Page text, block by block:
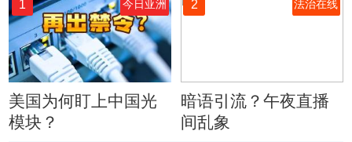
1 今日亚洲
美国为何盯上中国光
模块？
2 法治在线
暗语引流？午夜直播
间乱象